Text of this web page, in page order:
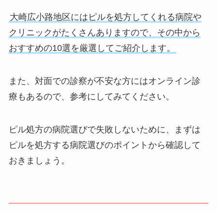
大崎広小路地区にはピルを処方してくれる病院や
クリニックがたくさんありますので、その中から
おすすめの10選を厳選してご紹介します。
また、対面での診察が不安な方にはオンライン診
療もあるので、参考にしてみてください。
ピル処方の病院選びで失敗しないために、まずは
ピルを処方する病院選びのポイントから確認して
おきましょう。